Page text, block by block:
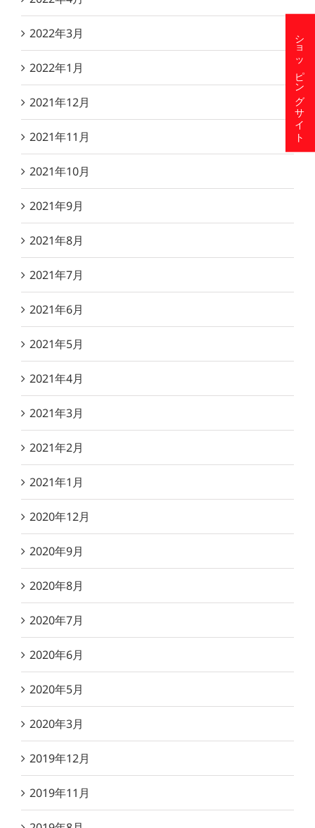
2022年3月
2022年1月
2021年12月
2021年11月
2021年10月
2021年9月
2021年8月
2021年7月
2021年6月
2021年5月
2021年4月
2021年3月
2021年2月
2021年1月
2020年12月
2020年9月
2020年8月
2020年7月
2020年6月
2020年5月
2020年3月
2019年12月
2019年11月
ショッピングサイト